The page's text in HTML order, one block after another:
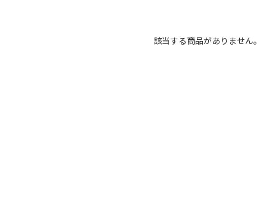
該当する商品がありません。